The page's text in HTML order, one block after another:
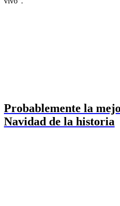
Probablemente la
Navidad de la historia